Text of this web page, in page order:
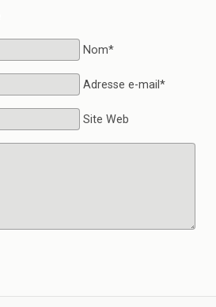
Nom*
Adresse e-mail*
Site Web